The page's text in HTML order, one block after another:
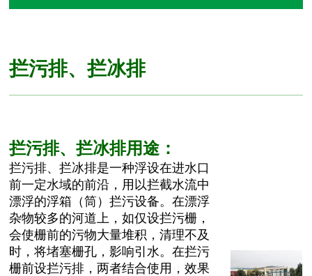
拦污排、拦冰排
拦污排、拦冰排用途：
拦污排、拦冰排是一种浮设在进水口
前一定水域的前沿，用以拦截水流中
漂浮的浮箱（筒）拦污设备。在漂浮
杂物较多的河道上，如仅设拦污栅，
会使栅前的污物大量堆积，清理不及
时，将堵塞栅孔，影响引水。在拦污
栅前设拦污排，两者结合使用，效果